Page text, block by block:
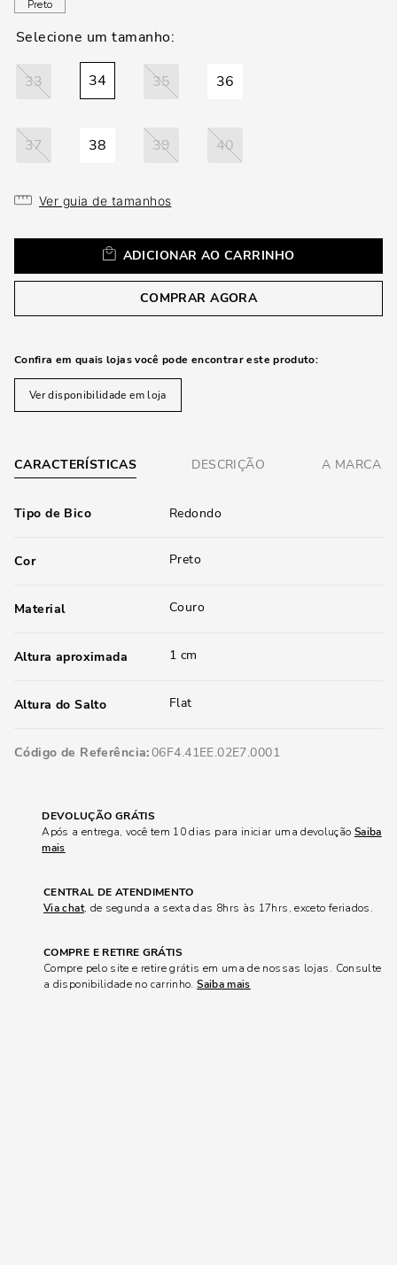
Preto
33 34 35 36
37 38 39 40
Ver guia de tamanhos
ADICIONAR AO CARRINHO
COMPRAR AGORA
Confira em quais lojas você pode encontrar este produto:
Ver disponibilidade em loja
CARACTERÍSTICAS DESCRIÇÃO A MARCA
Tipo de Bico Redondo
Cor Preto
Material Couro
Altura aproximada 1 cm
Altura do Salto Flat
Código de Referência 06F4.41EE.02E7.0001
DEVOLUÇÃO GRÁTIS
Após a entrega, você tem 10 dias para iniciar uma devolução Saiba
mais
CENTRAL DE ATENDIMENTO
Via chat, de segunda a sexta das 8hrs às 17hrs, exceto feriados.
COMPRE E RETIRE GRÁTIS
Compre pelo site e retire grátis em uma de nossas lojas. Consulte
a disponibilidade no carrinho.Saiba mais